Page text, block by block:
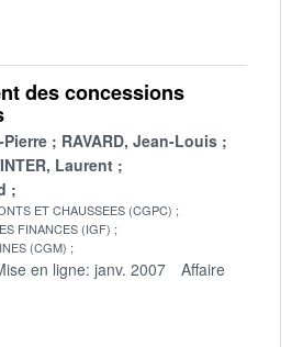
des concessions
Pierre
RAVARD, Jean-Louis
Laurent
ET CHAUSSEES (CGPC)
FINANCES (IGF)
(CGM)
en ligne: janv. 2007
Affaire